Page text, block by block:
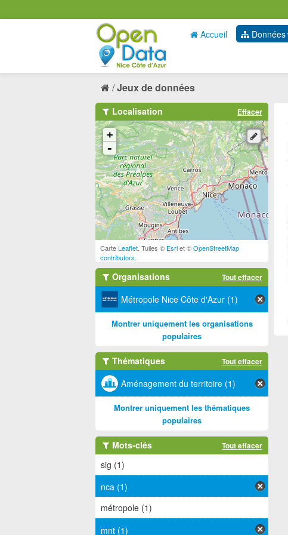
Accueil Données
Jeux de données
Localisation Effacer
+
-
CarteLeaflet . Tuiles © Esriet ©OpenStreetMap
contributors
Organisations Tout effacer
Métropole Nice Côte d'Azur (1)
Montrer uniquement les organisations
populaires
Thématiques Tout effacer
Aménagement du territoire (1)
Montrer uniquement les thématiques
populaires
Mots-clés Tout effacer
sig (1)
nca (1)
métropole (1)
mnt (1)